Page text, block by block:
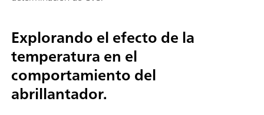
Explorando el efecto de la
temperatura en el
comportamiento del
abrillantador.